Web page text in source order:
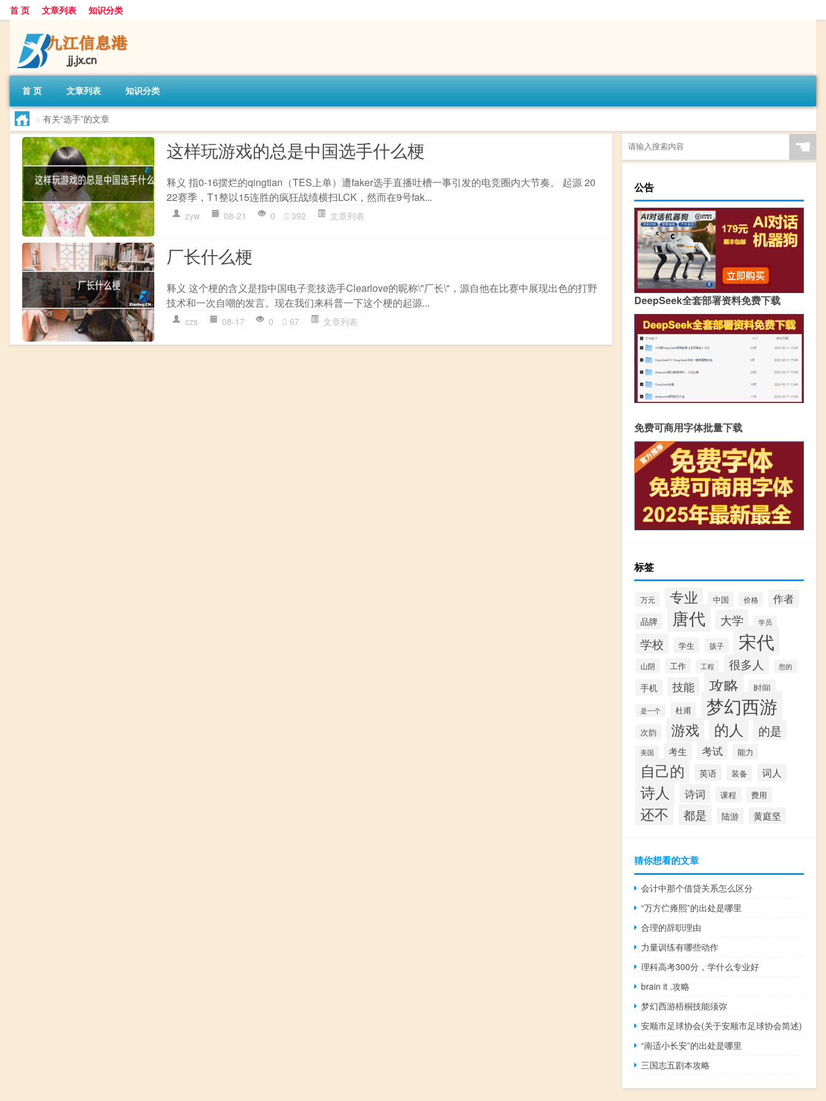
首 页 文章列表 知识分类
首 页 文章列表 知识分类
> 有关“选手”的文章
这样玩游戏的总是中国选手什么梗
释义 指0-16摆烂的qingtian（TES上单）遭faker选手直播吐槽一事引发的电竞圈内大节奏。 起源 20
22赛季，T1整以15连胜的疯狂战绩横扫LCK，然而在9号fak...
zyw 08-21 0 392 文章列表
厂长什么梗
释义 这个梗的含义是指中国电子竞技选手Clearlove的昵称\"厂长\"，源自他在比赛中展现出色的打野
技术和一次自嘲的发言。现在我们来科普一下这个梗的起源...
czs 08-17 0 67 文章列表
☚
公告
DeepSeek全套部署资料免费下载
免费可商用字体批量下载
标签
万元 专业 中国 价格 作者
品牌 唐代 大学 学员
学校 学生 孩子 宋代
山阴 工作 工程 很多人 您的
手机 技能 攻略 时间
是一个 杜甫 梦幻西游
次韵 游戏 的人 的是
美国 考生 考试 能力
自己的 英语 装备 词人
诗人 诗词 课程 费用
还不 都是 陆游 黄庭坚
猜你想看的文章
会计中那个借贷关系怎么区分
“万方伫雍熙”的出处是哪里
合理的辞职理由
力量训练有哪些动作
理科高考300分，学什么专业好
brain it .攻略
梦幻西游梧桐技能须弥
安顺市足球协会(关于安顺市足球协会简述)
“南适小长安”的出处是哪里
三国志五剧本攻略